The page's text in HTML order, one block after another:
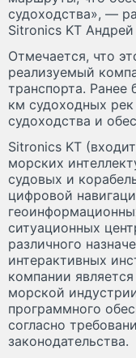
судоходства», —
Sitronics KT
Отмечается, что
реализуемый
транспорта.
км судоходных
судоходства и
Sitronics KT
морских
судовых и
цифровой
ситуационных
различного
интерактивных
компании
морской
программного
согласно
законодательства.